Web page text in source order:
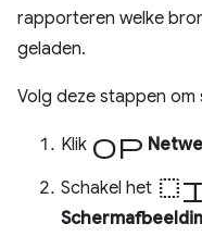
rapporteren welke
geladen.
Volg deze stappen
Klik op
Schakel het